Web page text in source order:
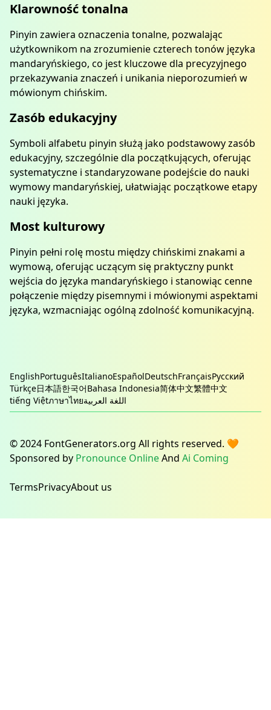
Klarowność tonalna
Pinyin zawiera oznaczenia tonalne, pozwalając
użytkownikom na zrozumienie czterech tonów języka
mandaryńskiego, co jest kluczowe dla precyzyjnego
przekazywania znaczeń i unikania nieporozumień w
mówionym chińskim.
Zasób edukacyjny
Symboli alfabetu pinyin służą jako podstawowy zasób
edukacyjny, szczególnie dla początkujących, oferując
systematyczne i standaryzowane podejście do nauki
wymowy mandaryńskiej, ułatwiając początkowe etapy
nauki języka.
Most kulturowy
Pinyin pełni rolę mostu między chińskimi znakami a
wymową, oferując uczącym się praktyczny punkt
wejścia do języka mandaryńskiego i stanowiąc cenne
połączenie między pisemnymi i mówionymi aspektami
języka, wzmacniając ogólną zdolność komunikacyjną.
EnglishPortuguêsItalianoEspañolDeutschFrançaisРусский
Türkçe日本語한국어Bahasa Indonesia简体中文繁體中文
tiếng Việtภาษาไทยاللغة العربية
© 2024 FontGenerators.org All rights reserved. 🧡
Sponsored by Pronounce OnlineAnd Ai Coming
TermsPrivacyAbout us